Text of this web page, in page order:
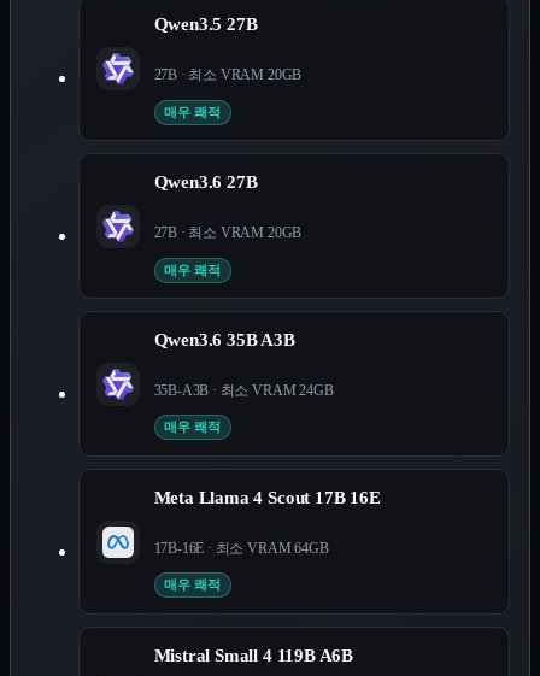
Qwen3.5 27B
27B · 최소 VRAM 20GB
매우 쾌적
Qwen3.6 27B
27B · 최소 VRAM 20GB
매우 쾌적
Qwen3.6 35B A3B
35B-A3B · 최소 VRAM24GB
매우 쾌적
Meta Llama 4 Scout 17B 16E
17B-16E · 최소 VRAM64GB
매우 쾌적
Mistral Small 4 119B A6B